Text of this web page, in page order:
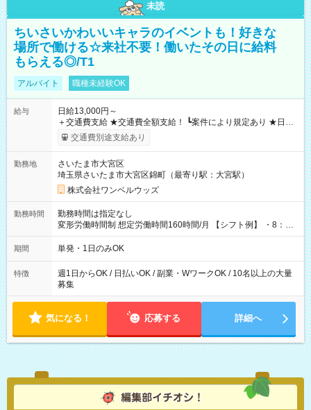
未読
ちいさいかわいいキャラのイベントも！好きな
場所で働ける☆来社不要！働いたその日に給料
もらえる◎/T1
アルバイト 職種未経験OK
給与
日給13,000円～
＋交通費支給 ★交通費全額支給！ ┗案件により規定あり ★日払
いOK！（規定あり） ┗働いたその日に現金GET♪ お仕事後はコ
ンビニATMから 日払い分を引き落とせます！ 【試用期間】試
交通費別途支給あり
勤務地
さいたま市大宮区
埼玉県さいたま市大宮区錦町（最寄り駅：大宮駅）
株式会社ワンベルウッズ
勤務時間
勤務時間は指定なし
変形労働時間制 想定労働時間160時間/月 【シフト例】 ・8：00
～21：00
期間 単発・1日のみOK
特徴
週1日からOK / 日払いOK / 副業・WワークOK / 10名以上の大量
募集
気になる！ 応募する 詳細へ